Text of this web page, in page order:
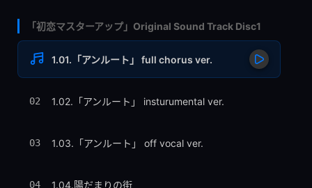
「初恋マスターアップ」Original Sound Track Disc1
1.01.「アンルート」 full chorus ver.
02 1.02.「アンルート」 insturumental ver.
03 1.03.「アンルート」 off vocal ver.
04 1.04.陽だまりの街